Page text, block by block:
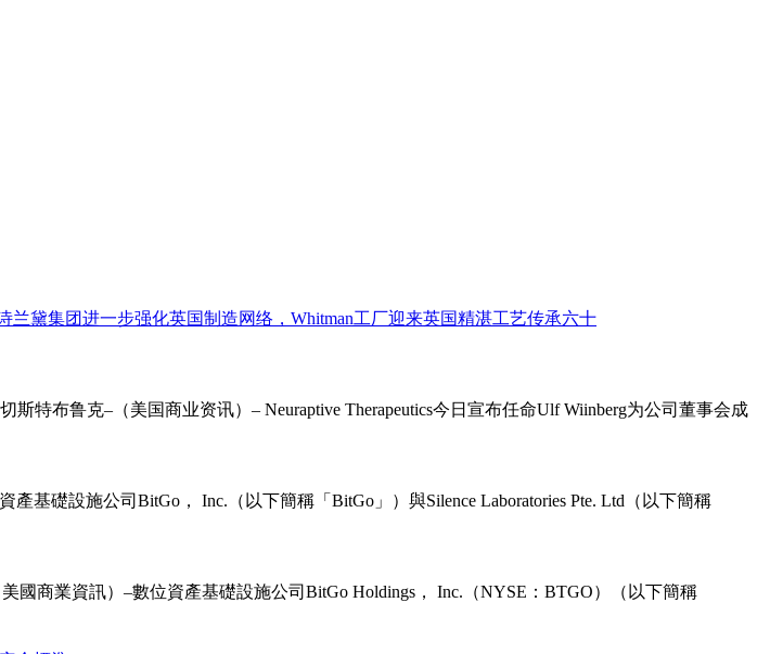
特布鲁克–（美国商业资讯）– Neuraptive Therapeutics今日宣布任命Ulf Wiinberg为公司董事会成
基礎設施公司BitGo， Inc.（以下簡稱「BitGo」）與Silence Laboratories Pte. Ltd（以下簡稱
商業資訊）–數位資產基礎設施公司BitGo Holdings， Inc.（NYSE：BTGO）（以下簡稱